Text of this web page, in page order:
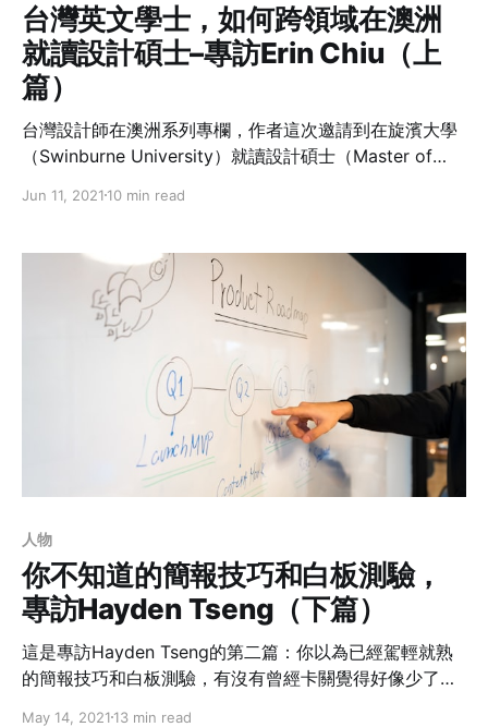
台灣英文學士，如何跨領域在澳洲
就讀設計碩士–專訪Erin Chiu（上
篇）
台灣設計師在澳洲系列專欄，作者這次邀請到在旋濱大學
（Swinburne University）就讀設計碩士（Master of
享她如何從一個非設計專業的學士生，在澳洲就讀設計研
的影響與上課方式的改變。
Jun 11, 2021 10 min read
人物
你不知道的簡報技巧和白板測驗，
專訪Hayden Tseng（下篇）
這是專訪Hayden Tseng的第二篇：你以為已經駕輕就熟
的簡報技巧和白板測驗，有沒有曾經卡關覺得好像少了什
May 14, 2021 13 min read